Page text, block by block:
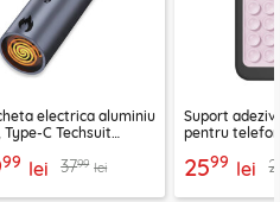
electrica aluminiu
Type-C Techsuit
99 lei 3799 lei
Suport
pentru
2599 lei